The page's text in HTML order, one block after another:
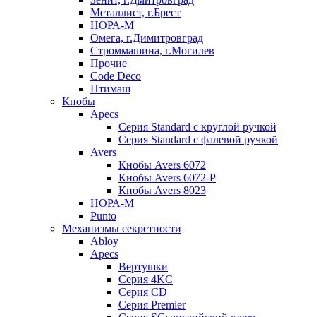
Металлист, г.Брест
НОРА-М
Омега, г.Димитровград
Строммашина, г.Могилев
Прочие
Code Deco
Птимаш
Кнобы
Apecs
Серия Standard с круглой ручкой
Серия Standard с фалевой ручкой
Avers
Кнобы Avers 6072
Кнобы Avers 6072-P
Кнобы Avers 8023
НОРА-М
Punto
Механизмы секретности
Abloy
Apecs
Вертушки
Серия 4KC
Серия CD
Серия Premier